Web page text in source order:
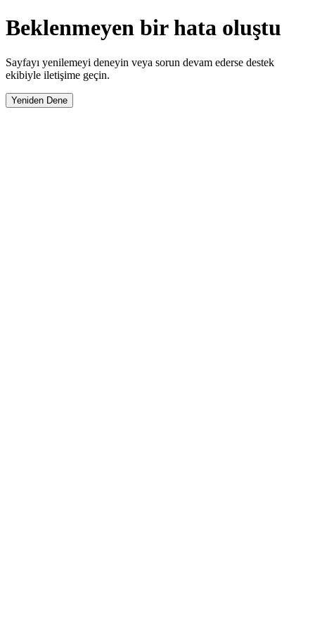
Beklenmeyen bir hata oluştu
Sayfayı yenilemeyi deneyin veya sorun devam ederse destek
ekibiyle iletişime geçin.
Yeniden Dene